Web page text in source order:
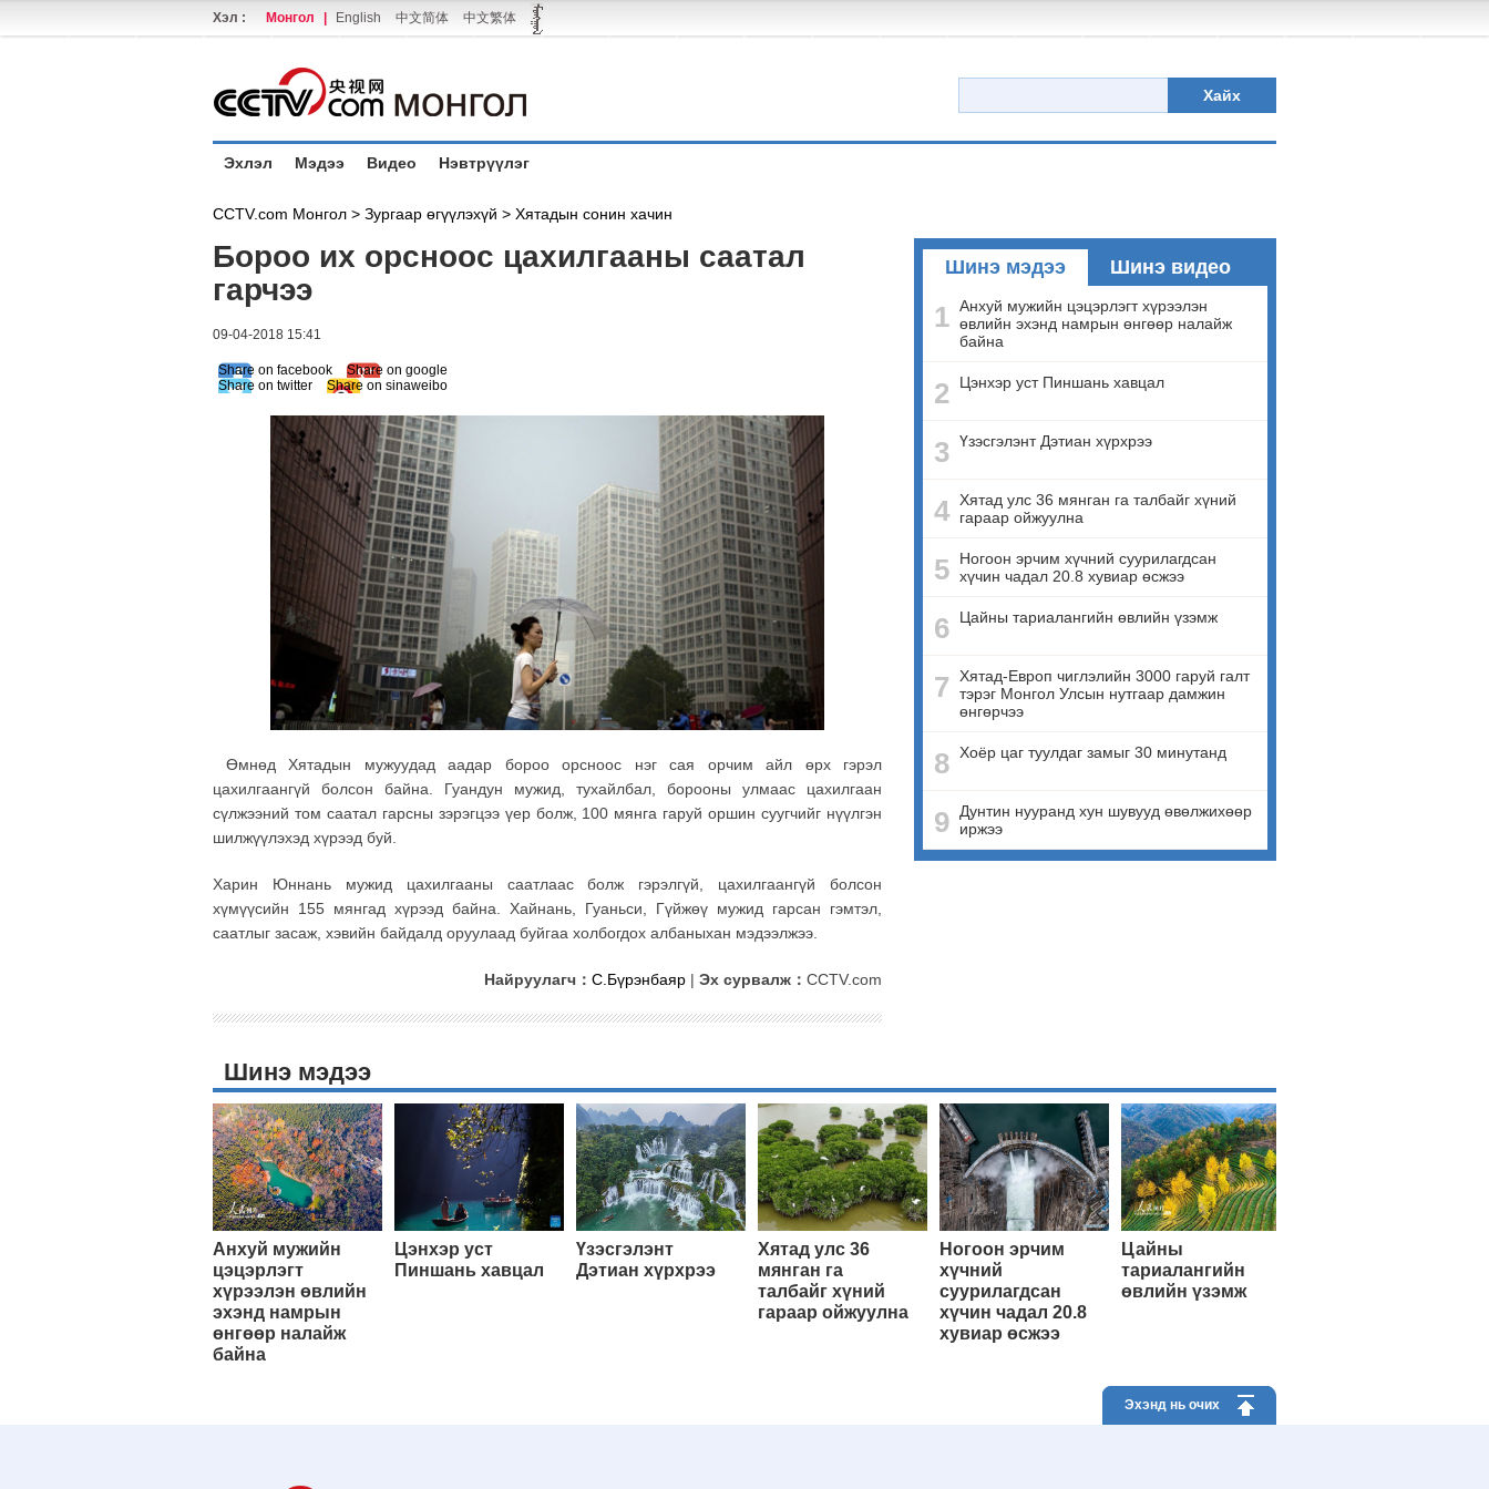
Хэл : Монгол English 中文简体 中文繁体
Хайх
Эхлэл Мэдээ Видео Нэвтрүүлэг
CCTV.com Монгол > Зургаар өгүүлэхүй > Хятадын сонин хачин
Бороо их орсноос цахилгааны саатал
гарчээ
09-04-2018 15:41
Share on facebook
Share on google
Share on twitter
Share on sinaweibo
Өмнөд Хятадын мужуудад аадар бороо орсноос нэг сая орчим айл өрх гэрэл
цахилгаангүй болсон байна. Гуандун мужид, тухайлбал, борооны улмаас цахилгаан
сүлжээний том саатал гарсны зэрэгцээ үер болж, 100 мянга гаруй оршин суугчийг нүүлгэн
шилжүүлэхэд хүрээд буй.
Харин Юннань мужид цахилгааны саатлаас болж гэрэлгүй, цахилгаангүй болсон
хүмүүсийн 155 мянгад хүрээд байна. Хайнань, Гуаньси, Гүйжөү мужид гарсан гэмтэл,
саатлыг засаж, хэвийн байдалд оруулаад буйгаа холбогдох албаныхан мэдээлжээ.
Найруулагч： С.Бүрэнбаяр | Эх сурвалж： CCTV.com
Шинэ мэдээ Шинэ видео
1 Анхуй мужийн цэцэрлэгт хүрээлэн
өвлийн эхэнд намрын өнгөөр налайж
байна
2 Цэнхэр уст Пиншань хавцал
3 Үзэсгэлэнт Дэтиан хүрхрээ
4 Хятад улс 36 мянган га талбайг хүний
гараар ойжуулна
5
Ногоон эрчим хүчний суурилагдсан
хүчин чадал 20.8 хувиар өсжээ
6 Цайны тариалангийн өвлийн үзэмж
7
Хятад-Европ чиглэлийн 3000 гаруй галт
тэрэг Монгол Улсын нутгаар дамжин
өнгөрчээ
8 Хоёр цаг туулдаг замыг 30 минутанд
9
Дунтин нууранд хун шувууд өвөлжихөөр
иржээ
Шинэ мэдээ
Анхуй мужийн
цэцэрлэгт
хүрээлэн өвлийн
эхэнд намрын
өнгөөр налайж
байна
Цэнхэр уст
Пиншань хавцал
Үзэсгэлэнт
Дэтиан хүрхрээ
Хятад улс 36
мянган га
талбайг хүний
гараар ойжуулна
Ногоон эрчим
хүчний
суурилагдсан
хүчин чадал 20.8
хувиар өсжээ
Цайны
тариалангийн
өвлийн үзэмж
Эхэнд нь очих